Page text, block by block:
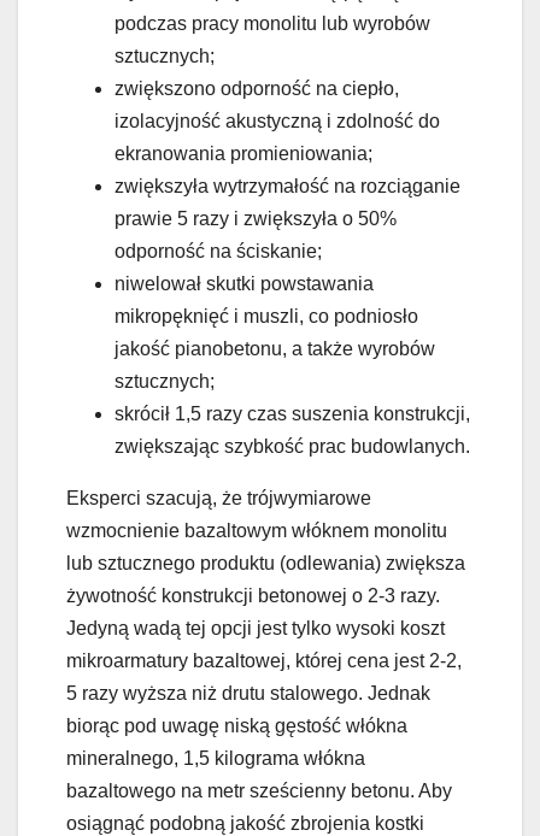
podczas pracy monolitu lub wyrobów
sztucznych;
zwiększono odporność na ciepło,
izolacyjność akustyczną i zdolność do
ekranowania promieniowania;
zwiększyła wytrzymałość na rozciąganie
prawie 5 razy i zwiększyła o 50%
odporność na ściskanie;
niwelował skutki powstawania
mikropęknięć i muszli, co podniosło
jakość pianobetonu, a także wyrobów
sztucznych;
skrócił 1,5 razy czas suszenia konstrukcji,
zwiększając szybkość prac budowlanych.
Eksperci szacują, że trójwymiarowe
wzmocnienie bazaltowym włóknem monolitu
lub sztucznego produktu (odlewania) zwiększa
żywotność konstrukcji betonowej o 2-3 razy.
Jedyną wadą tej opcji jest tylko wysoki koszt
mikroarmatury bazaltowej, której cena jest 2-2,
5 razy wyższa niż drutu stalowego. Jednak
biorąc pod uwagę niską gęstość włókna
mineralnego, 1,5 kilograma włókna
bazaltowego na metr sześcienny betonu. Aby
osiągnąć podobną jakość zbrojenia kostki